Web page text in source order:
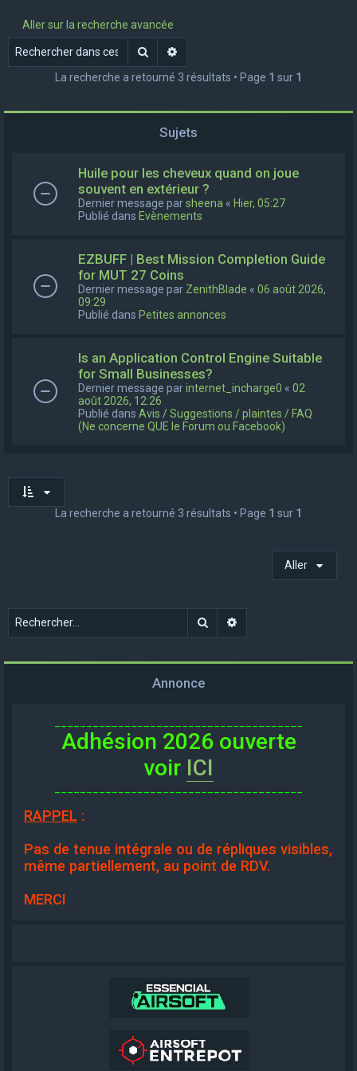
Aller sur la recherche avancée
Rechercher
La recherche a retourné 3 résultats • Page 1 sur 1
Sujets
Huile pour les cheveux quand on joue
souvent en extérieur ?
Dernier message parsheena « Hier, 05:27
Publié dans Evènements
EZBUFF | Best Mission Completion Guide
for MUT 27 Coins
Dernier message par ZenithBlade « 06 août 2026,
09:29
Publié dans Petites annonces
Is an Application Control Engine Suitable
for Small Businesses?
Dernier message parinternet_incharge0 « 02
août 2026, 12:26
Publié dans Avis / Suggestions / plaintes / FAQ
(Ne concerne QUE le Forum ou Facebook)
La recherche a retourné 3 résultats • Page 1 sur 1
Aller
Rechercher
Annonce
Adhésion 2026 ouverte
voir ICI
RAPPEL :
Pas de tenue intégrale ou de répliques visibles,
même partiellement, au point de RDV.
MERCI